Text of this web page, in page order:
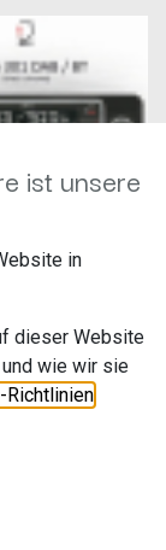
BT
Dietz Vertriebs-
10
Radio DAB+,
RDS, schwarz-
219,00
ist unsere
in
dieser Website
wie wir sie
Richtlinien